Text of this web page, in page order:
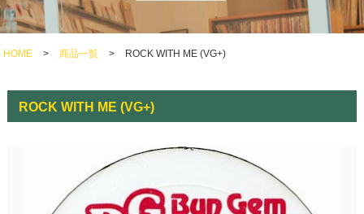
HOME > 商品一覧 > ROCK WITH ME (VG+)
ROCK WITH ME (VG+)